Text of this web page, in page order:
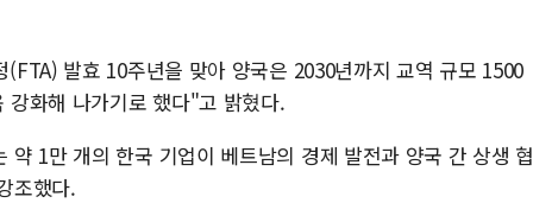
발효 10주년을 맞아 양국은 2030년까지 교역 규모 1500
강화해 나가기로 했다"고 밝혔다.
1만 개의 한국 기업이 베트남의 경제 발전과 양국 간 상생 협
조했다.